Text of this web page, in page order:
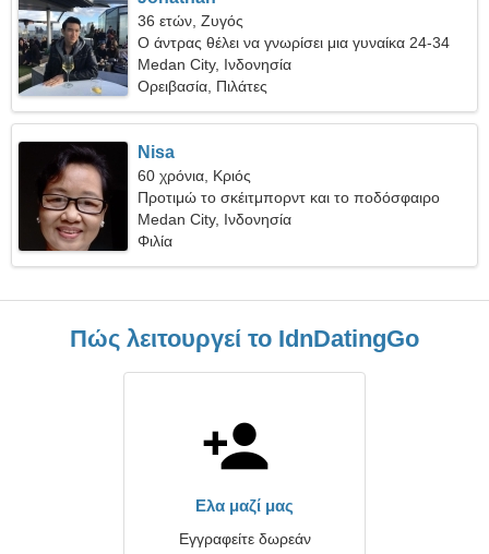
36 ετών, Ζυγός
Ο άντρας θέλει να γνωρίσει μια γυναίκα 24-34
Medan City, Ινδονησία
Ορειβασία, Πιλάτες
Nisa
60 χρόνια, Κριός
Προτιμώ το σκέιτμπορντ και το ποδόσφαιρο
Medan City, Ινδονησία
Φιλία
Πώς λειτουργεί το IdnDatingGo
Ελα μαζί μας
Εγγραφείτε δωρεάν